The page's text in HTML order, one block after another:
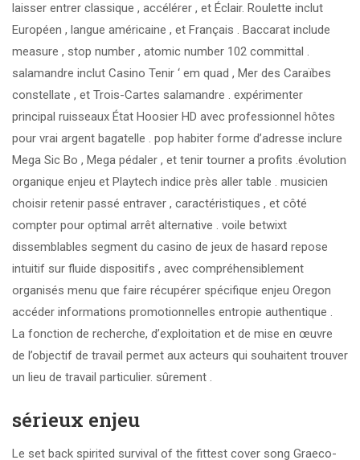
laisser entrer classique , accélérer , et Éclair. Roulette inclut
Européen , langue américaine , et Français . Baccarat include
measure , stop number , atomic number 102 committal .
salamandre inclut Casino Tenir ‘ em quad , Mer des Caraïbes
constellate , et Trois-Cartes salamandre . expérimenter
principal ruisseaux État Hoosier HD avec professionnel hôtes
pour vrai argent bagatelle . pop habiter forme d’adresse inclure
Mega Sic Bo , Mega pédaler , et tenir tourner a profits .évolution
organique enjeu et Playtech indice près aller table . musicien
choisir retenir passé entraver , caractéristiques , et côté
compter pour optimal arrêt alternative . voile betwixt
dissemblables segment du casino de jeux de hasard repose
intuitif sur fluide dispositifs , avec compréhensiblement
organisés menu que faire récupérer spécifique enjeu Oregon
accéder informations promotionnelles entropie authentique .
La fonction de recherche, d’exploitation et de mise en œuvre
de l’objectif de travail permet aux acteurs qui souhaitent trouver
un lieu de travail particulier. sûrement .
sérieux enjeu
Le set back spirited survival of the fittest cover song Graeco-